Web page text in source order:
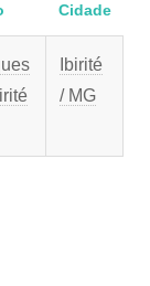
Cidade
Ibirité
/ MG